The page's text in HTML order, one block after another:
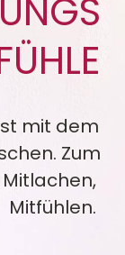
mit dem
Zum
Mitfühlen.